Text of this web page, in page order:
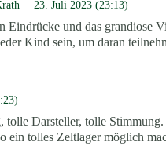
23. Juli 2023 (23:13)
Eindrücke und das grandiose
Kind sein, um daran
tolle Darsteller, tolle
ein tolles Zeltlager möglich